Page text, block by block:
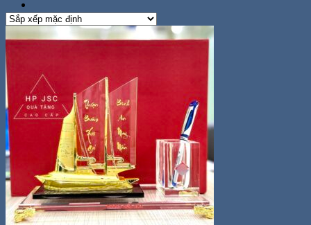
Trang chủ
Giới thiệu
Tin tức
Liên hệ
Tìm
kiếm:
Giỏ hàng
Chưa có sản phẩm trong giỏ hàng.